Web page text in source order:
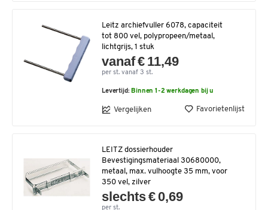
Leitz archiefvuller 6078, capaciteit
tot 800 vel, polypropeen/metaal,
lichtgrijs, 1 stuk
vanaf € 11,49
per st. vanaf 3 st.
Levertijd: Binnen 1-2 werkdagen bij u
Vergelijken Favorietenlijst
LEITZ dossierhouder
Bevestigingsmateriaal 30680000,
metaal, max. vulhoogte 35 mm, voor
350 vel, zilver
slechts € 0,69
per st.